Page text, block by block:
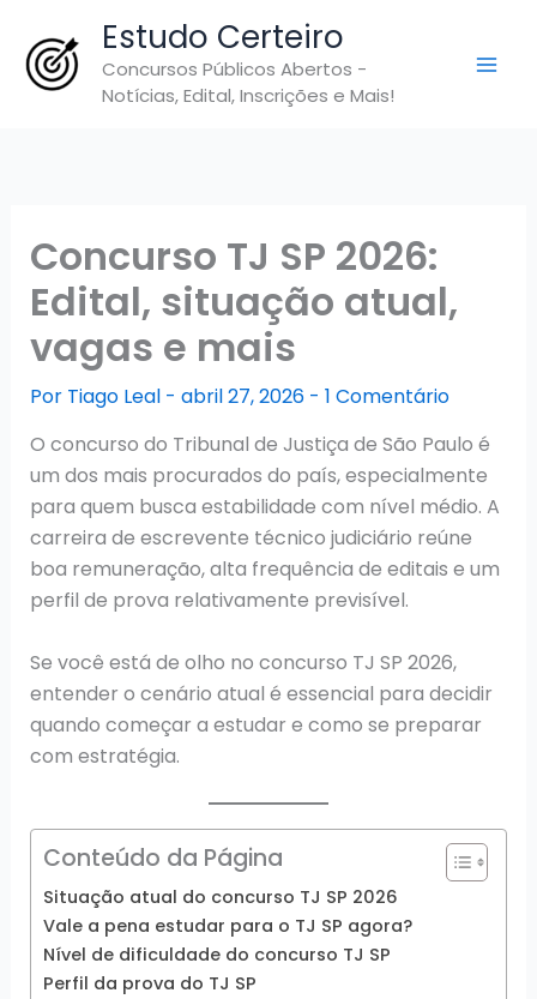
para
Estudo Certeiro
Concursos Públicos Abertos -
Notícias, Edital, Inscrições e Mais!
Concurso TJ SP 2026:
Edital, situação atual,
vagas e mais
Por Tiago Leal - abril 27, 2026 - 1 Comentário
O concurso do Tribunal de Justiça de São Paulo é
um dos mais procurados do país, especialmente
para quem busca estabilidade com nível médio. A
carreira de escrevente técnico judiciário reúne
boa remuneração, alta frequência de editais e um
perfil de prova relativamente previsível.
Se você está de olho no concurso TJ SP 2026,
entender o cenário atual é essencial para decidir
quando começar a estudar e como se preparar
com estratégia.
Conteúdo da Página
Situação atual do concurso TJ SP 2026
Vale a pena estudar para o TJ SP agora?
Nível de dificuldade do concurso TJ SP
Perfil da prova do TJ SP